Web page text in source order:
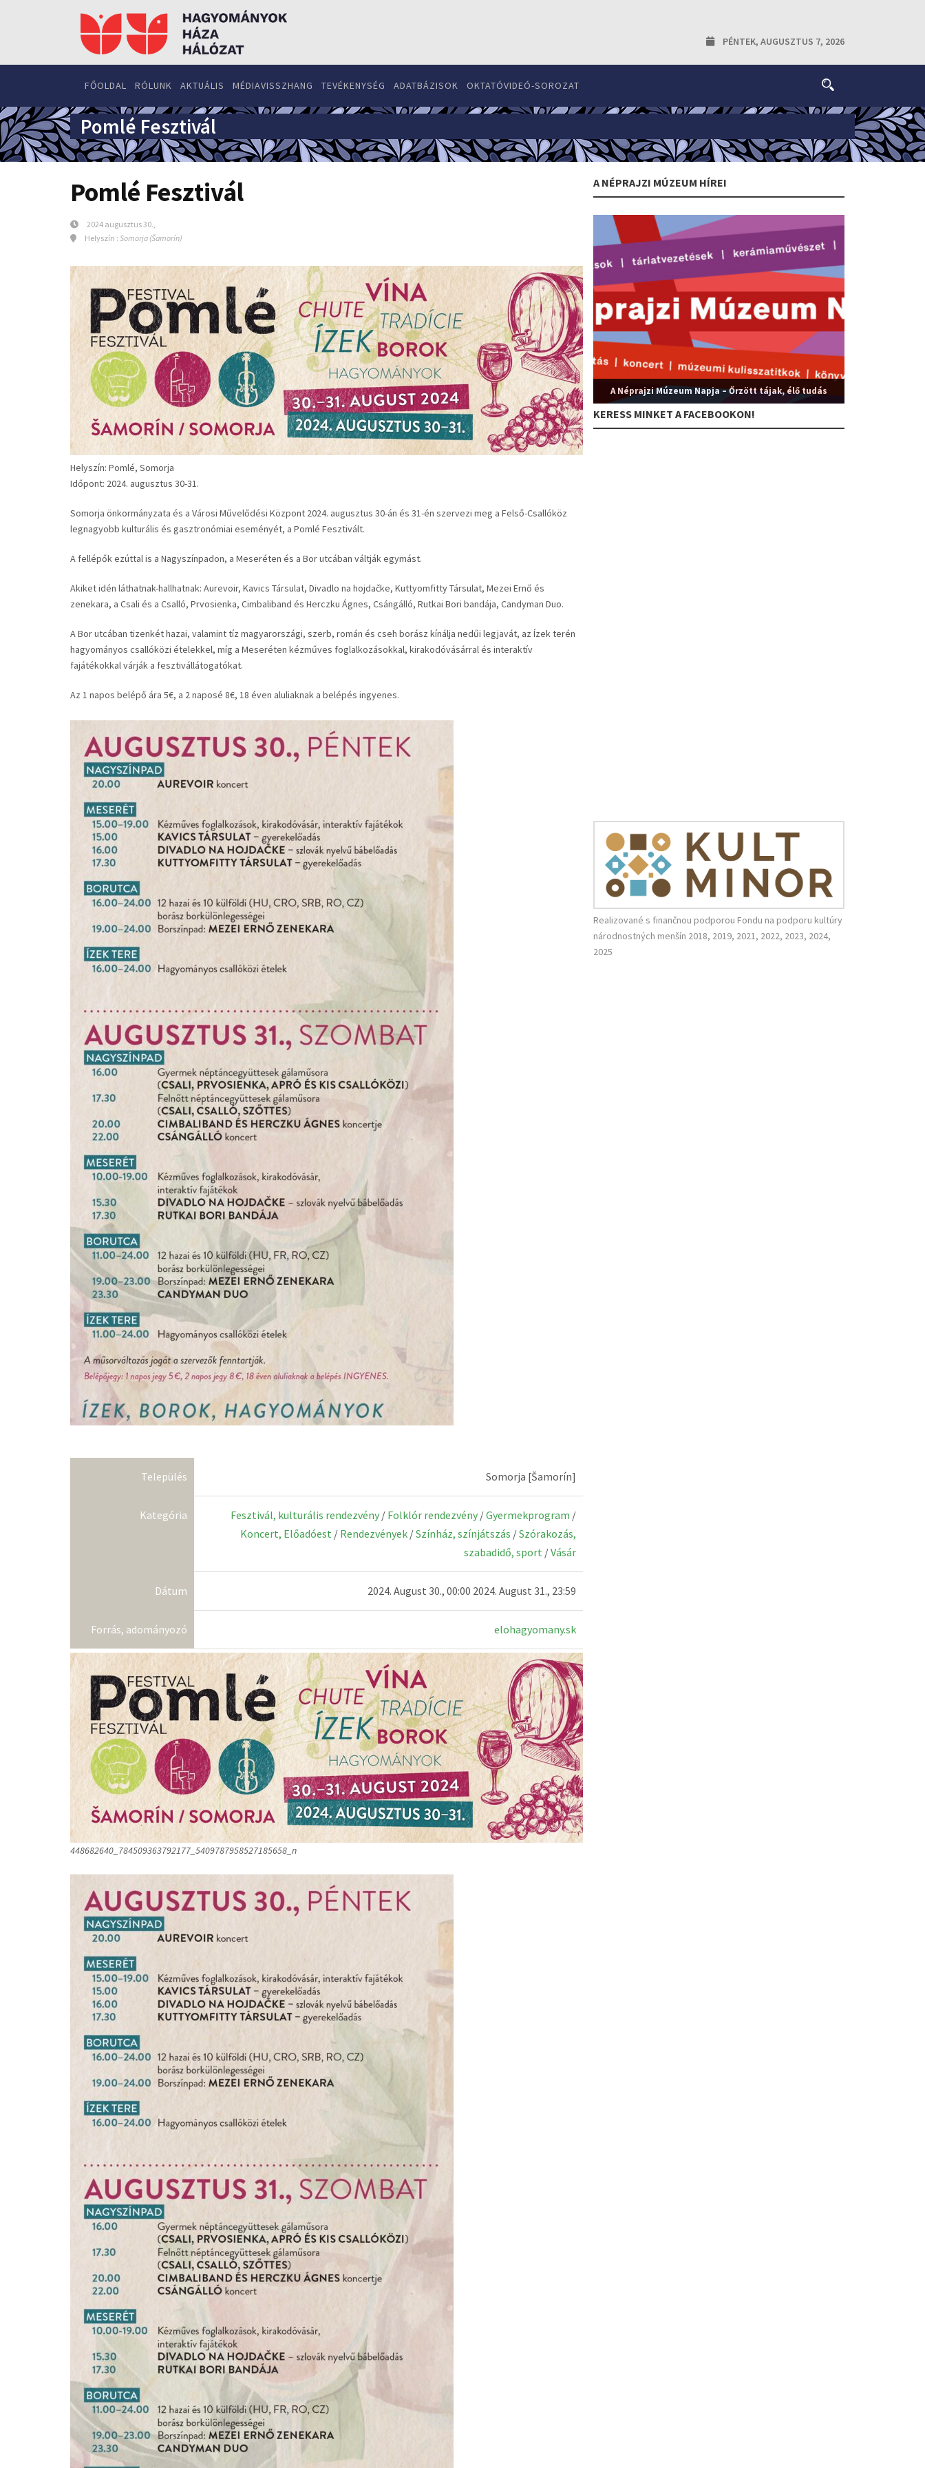
PÉNTEK, AUGUSZTUS 7, 2026
FŐOLDAL RÓLUNK AKTUÁLIS MÉDIAVISSZHANG TEVÉKENYSÉG ADATBÁZISOK OKTATÓVIDEÓ-SOROZAT
Pomlé Fesztivál
Pomlé Fesztivál
2024 augusztus 30.,
Helyszín : Somorja (Šamorín)
Helyszín: Pomlé, Somorja
Időpont: 2024. augusztus 30-31.
Somorja önkormányzata és a Városi Művelődési Központ 2024. augusztus 30-án és 31-én szervezi meg a Felső-Csallóköz
legnagyobb kulturális és gasztronómiai eseményét, a Pomlé Fesztivált.
A fellépők ezúttal is a Nagyszínpadon, a Meseréten és a Bor utcában váltják egymást.
Akiket idén láthatnak-hallhatnak: Aurevoir, Kavics Társulat, Divadlo na hojdačke, Kuttyomfitty Társulat, Mezei Ernő és
zenekara, a Csali és a Csalló, Prvosienka, Cimbaliband és Herczku Ágnes, Csángálló, Rutkai Bori bandája, Candyman Duo.
A Bor utcában tizenkét hazai, valamint tíz magyarországi, szerb, román és cseh borász kínálja nedűi legjavát, az Ízek terén
hagyományos csallóközi ételekkel, míg a Meseréten kézműves foglalkozásokkal, kirakodóvásárral és interaktív
fajátékokkal várják a fesztivállátogatókat.
Az 1 napos belépő ára 5€, a 2 naposé 8€, 18 éven aluliaknak a belépés ingyenes.
Település Somorja [Šamorín]
Kategória Fesztivál, kulturális rendezvény / Folklór rendezvény /Gyermekprogram /
Koncert, Előadóest / Rendezvények /Színház, színjátszás /Szórakozás,
szabadidő, sport /Vásár
Dátum 2024. August 30., 00:00 2024. August 31., 23:59
Forrás, adományozó elohagyomany.sk
448682640_784509363792177_5409787958527185658_n
A NÉPRAJZI MÚZEUM HÍREI
A Néprajzi Múzeum Napja – Őrzött tájak, élő tudás
KERESS MINKET A FACEBOOKON!
Realizované s finančnou podporou Fondu na podporu kultúry
národnostných menšín 2018, 2019, 2021, 2022, 2023, 2024,
2025